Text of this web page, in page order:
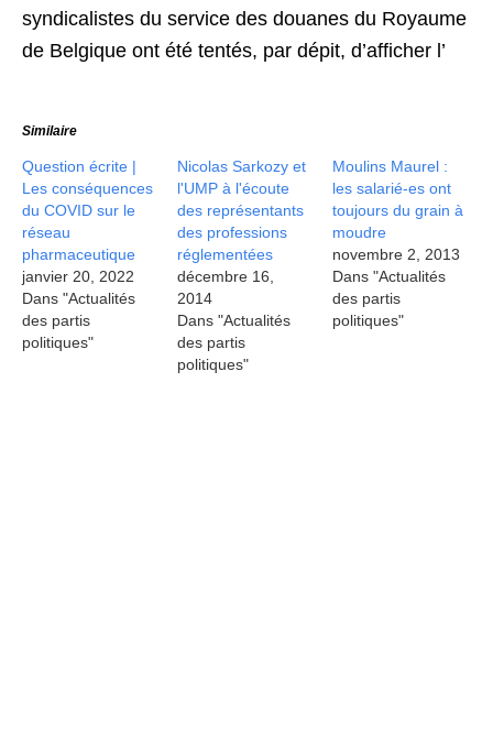
syndicalistes du service des douanes du Royaume
de Belgique ont été tentés, par dépit, d’afficher l’
Similaire
Question écrite |
Les conséquences
du COVID sur le
réseau
pharmaceutique
janvier 20, 2022
Dans "Actualités
des partis
politiques"
Nicolas Sarkozy et
l'UMP à l'écoute
des représentants
des professions
réglementées
décembre 16,
2014
Dans "Actualités
des partis
politiques"
Moulins Maurel :
les salarié-es ont
toujours du grain à
moudre
novembre 2, 2013
Dans "Actualités
des partis
politiques"